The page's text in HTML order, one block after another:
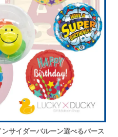
サイダーバルーン選べるバース